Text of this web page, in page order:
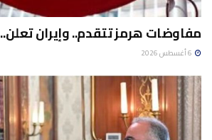
مفاوضات هرمز تتقدم.. وإيران تعلن..